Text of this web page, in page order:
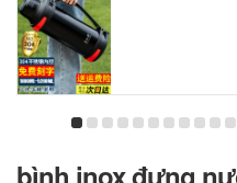
bình inox đựng